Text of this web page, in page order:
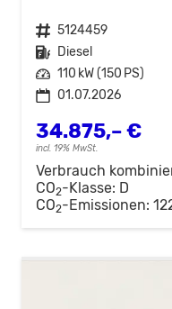
Fahrzeugnr. 5124459
Kraftstoff Diesel
Leistung 110 kW (150 PS)
01.07.2026
34.875,– €
incl. 19% MwSt.
Verbrauch
CO2-Klasse: D
CO2-Emissionen: